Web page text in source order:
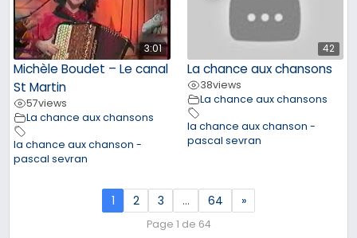
3:01
Michèle Boudet – Le canal
St Martin
57views
La chance aux chansons
la chance aux chanson -
pascal sevran
42
La chance aux chansons
38views
La chance aux chansons
la chance aux chanson -
pascal sevran
1 2 3 … 64 »
Page 1 de 64